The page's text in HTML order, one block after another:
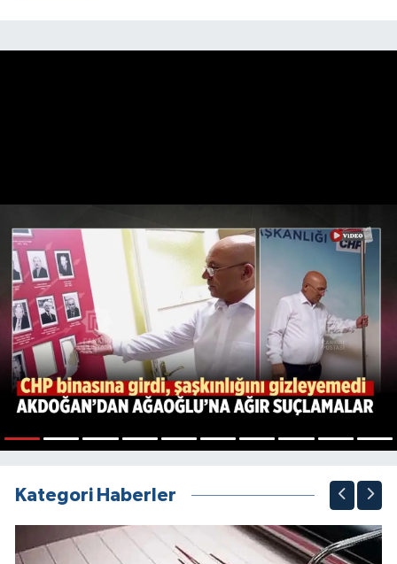
Kategori Haberler